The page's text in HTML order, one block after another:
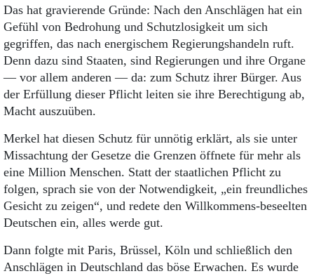
Kontakt
Impressum
Datenschutz
Das hat gravierende Gründe: Nach den Anschlägen hat ein
Gefühl von Bedrohung und Schutzlosigkeit um sich
gegriffen, das nach energischem Regierungshandeln ruft.
Denn dazu sind Staaten, sind Regierungen und ihre Organe
— vor allem anderen — da: zum Schutz ihrer Bürger. Aus
der Erfüllung dieser Pflicht leiten sie ihre Berechtigung ab,
Macht auszuüben.
Merkel hat diesen Schutz für unnötig erklärt, als sie unter
Missachtung der Gesetze die Grenzen öffnete für mehr als
eine Million Menschen. Statt der staatlichen Pflicht zu
folgen, sprach sie von der Notwendigkeit, „ein freundliches
Gesicht zu zeigen“, und redete den Willkommens-beseelten
Deutschen ein, alles werde gut.
Dann folgte mit Paris, Brüssel, Köln und schließlich den
Anschlägen in Deutschland das böse Erwachen. Es wurde